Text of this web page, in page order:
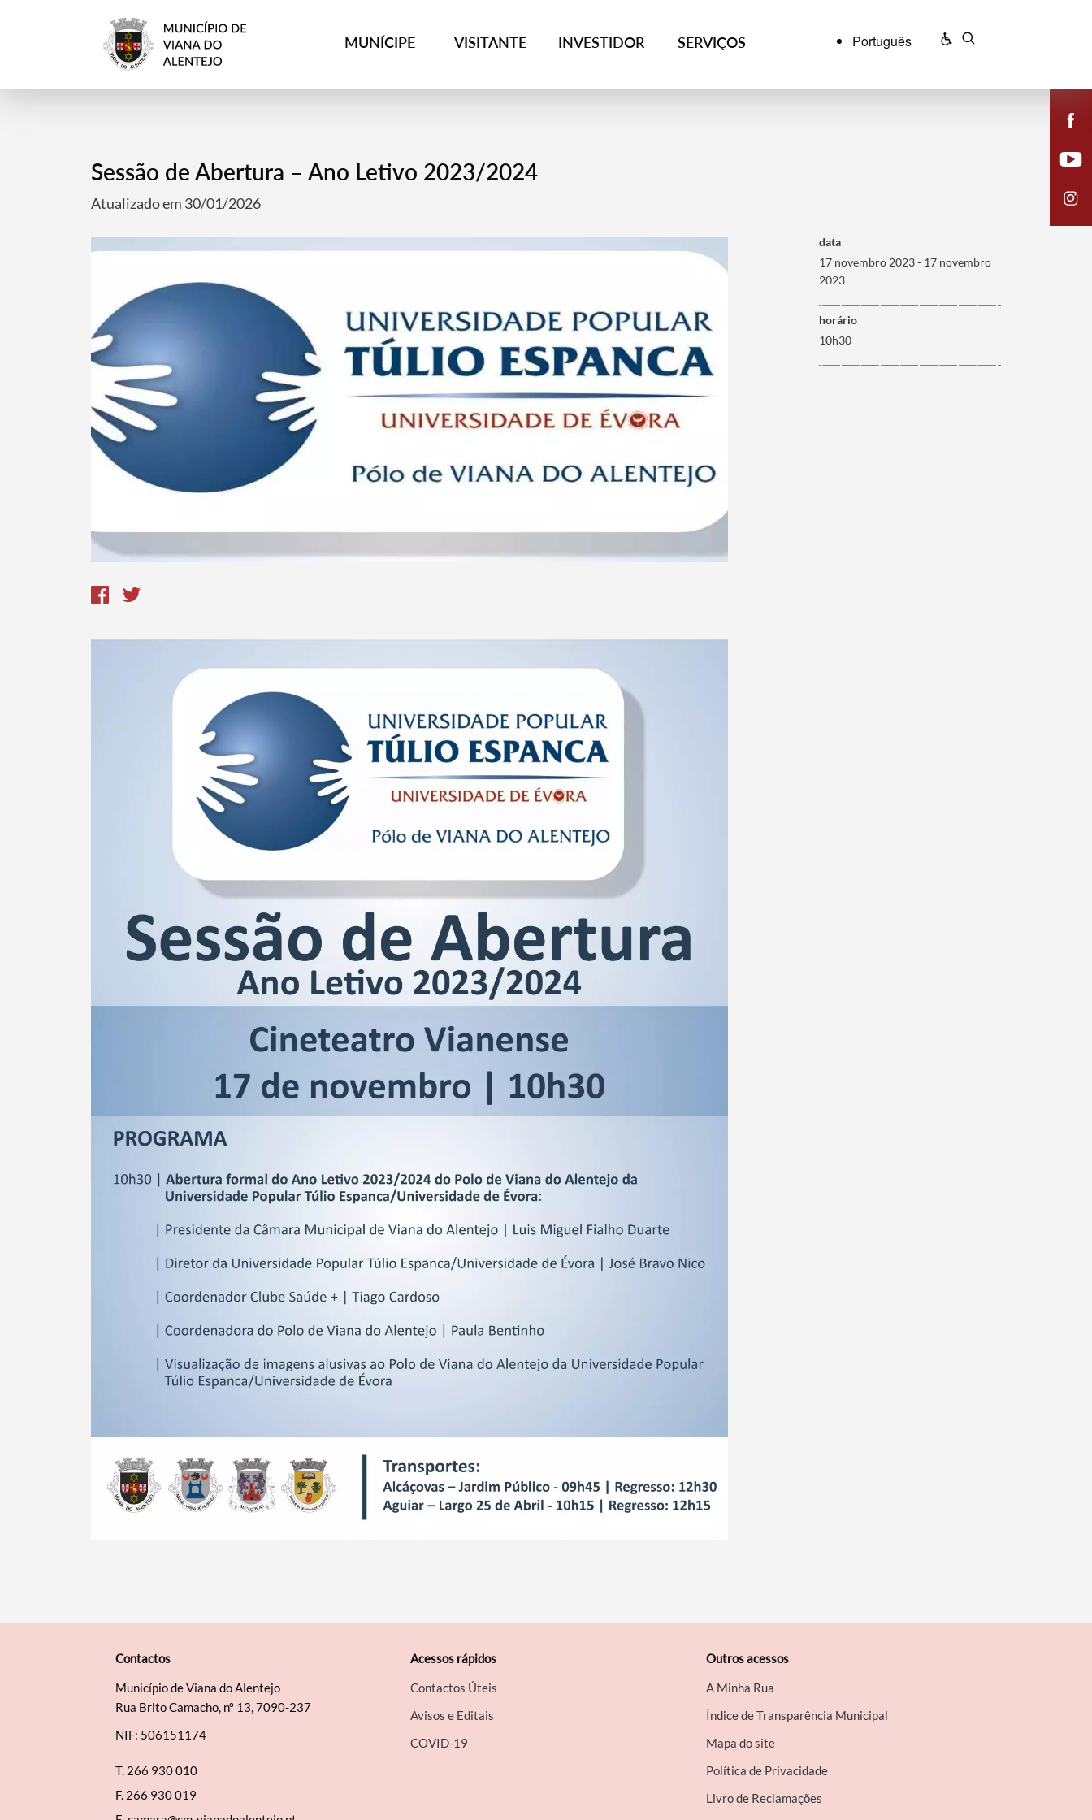
MUNÍCIPE VISITANTE INVESTIDOR SERVIÇOS Português
Termo de Pesquisa
Categorias gerais
Sessão de Abertura – Ano Letivo 2023/2024
Atualizado em 30/01/2026
data
17 novembro 2023 - 17 novembro
2023
horário
10h30
Contactos
Município de Viana do Alentejo
Rua Brito Camacho, nº 13, 7090-237
NIF: 506151174
T. 266 930 010
F. 266 930 019
Acessos rápidos
Contactos Úteis
Avisos e Editais
COVID-19
Outros acessos
A Minha Rua
Índice de Transparência Municipal
Mapa do site
Política de Privacidade
Livro de Reclamações